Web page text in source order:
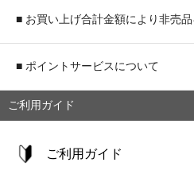
■ お買い上げ合計金額により非売
■ ポイントサービスについて
ご利用ガイド
ご利用ガイド